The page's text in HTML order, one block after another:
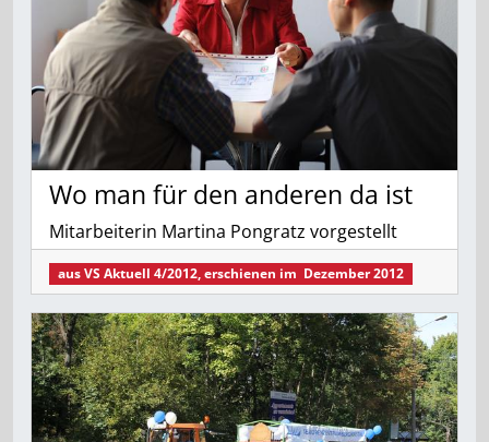
Wo man für den anderen da ist
Mitarbeiterin Martina Pongratz vorgestellt
ausVS Aktuell 4/2012, erschienen im Dezember 2012